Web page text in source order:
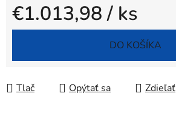
€1.013,98/ ks
Jednotková cena:
DO KOŠÍKA
Tlač Opýtať sa Zdieľať